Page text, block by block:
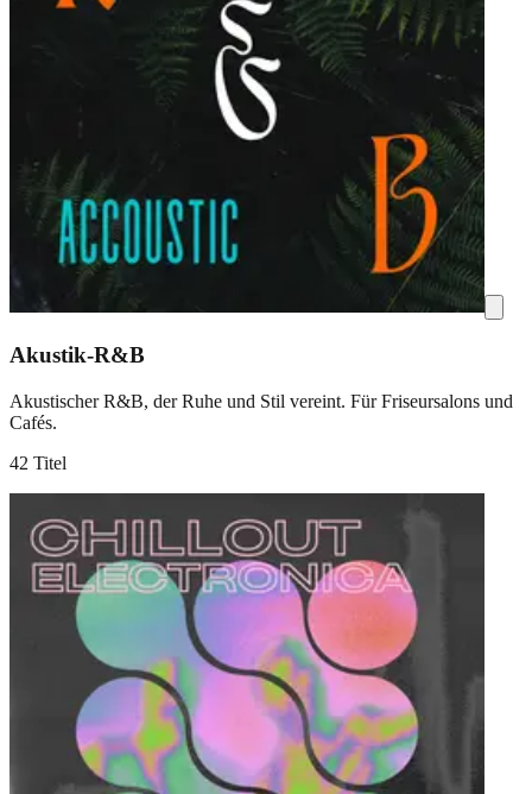
Akustik-R&B
Akustischer R&B, der Ruhe und Stil vereint. Für Friseursalons und
Cafés.
42 Titel